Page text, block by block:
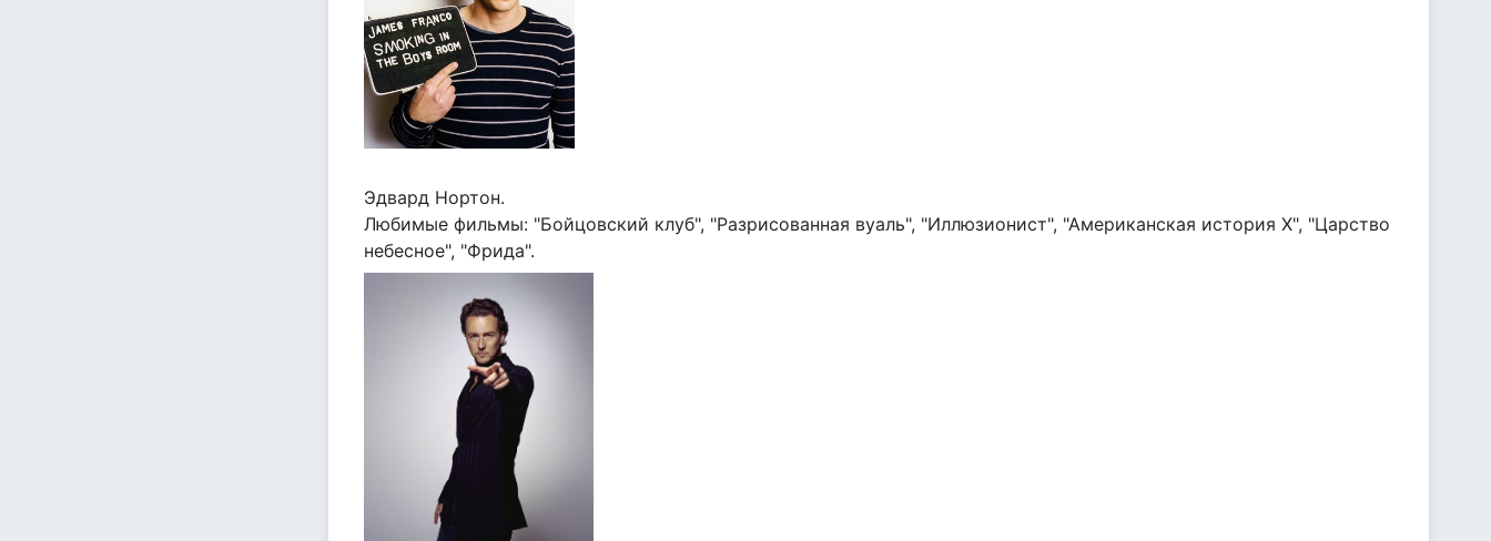
Эдвард Нортон.
Любимые фильмы: "Бойцовский клуб", "Разрисованная вуаль", "Иллюзионист", "Американская история Х", "Царство
небесное", "Фрида".